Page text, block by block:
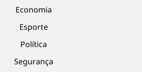
Economia
Esporte
Política
Segurança